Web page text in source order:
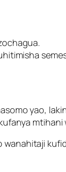
yao,
mtihani